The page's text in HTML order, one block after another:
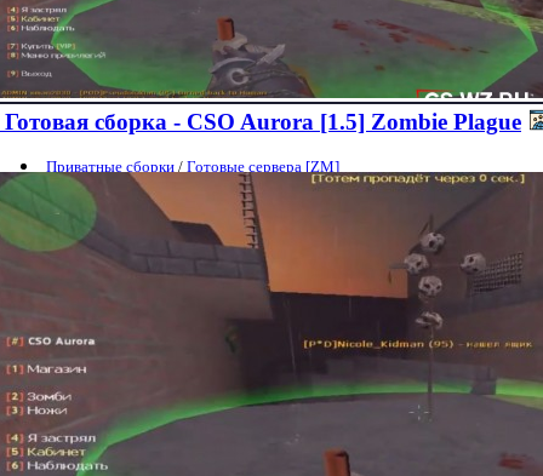
Готовая сборка - CSO Aurora [1.5] Zombie Plague
Приватные сборки / Готовые сервера [ZM]